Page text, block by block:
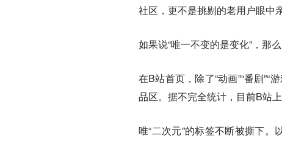
社区，更不是挑剔的老用户眼中
如果说“唯一不变的是变化”，那
在B站首页，除了“动画”“番剧”“
品区。据不完全统计，目前B站
唯“二次元”的标签不断被撕下。